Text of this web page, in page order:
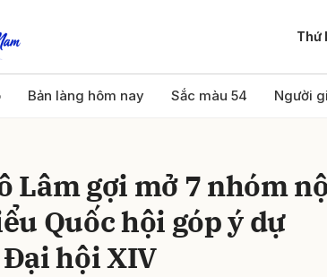
Thứ
Bản làng hôm nay Sắc màu 54 Người
Lâm gợi mở 7 nhóm
Quốc hội góp ý dự
hội XIV
bình luận